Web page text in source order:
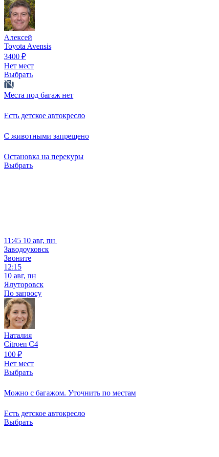
Алексей
Toyota Avensis
3400 ₽
Нет мест
Выбрать
Места под багаж нет
Есть детское автокресло
С животными запрещено
Остановка на перекуры
Выбрать
11:45 10 авг, пн
Заводоуковск
Звоните
12:15
10 авг, пн
Ялуторовск
По запросу
Наталия
Citroen C4
100 ₽
Нет мест
Выбрать
Можно с багажом. Уточнить по местам
Есть детское автокресло
Выбрать